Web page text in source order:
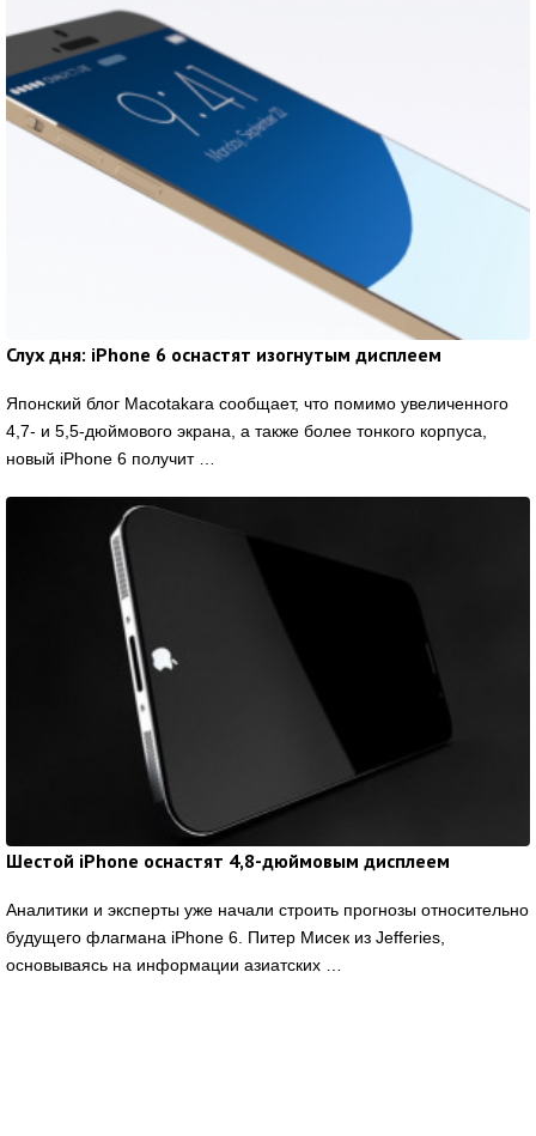
Слух дня: iPhone 6 оснастят изогнутым дисплеем
Японский блог Macotakara сообщает, что помимо увеличенного
4,7- и 5,5-дюймового экрана, а также более тонкого корпуса,
новый iPhone 6 получит …
Шестой iPhone оснастят 4,8-дюймовым дисплеем
Аналитики и эксперты уже начали строить прогнозы относительно
будущего флагмана iPhone 6. Питер Мисек из Jefferies,
основываясь на информации азиатских …